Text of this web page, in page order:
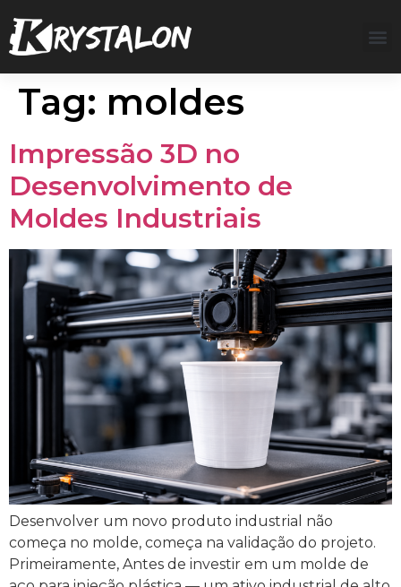
Tag: moldes
Impressão 3D no
Desenvolvimento de
Moldes Industriais
Desenvolver um novo produto industrial não
começa no molde, começa na validação do projeto.
Primeiramente, Antes de investir em um molde de